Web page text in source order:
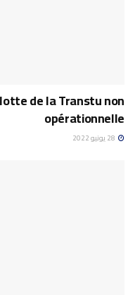
de la Transtu non
opérationnelle